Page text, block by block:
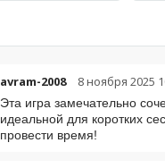
avram-2008 8 ноября 2025
Эта игра замечательно
идеальной для коротких
провести время!